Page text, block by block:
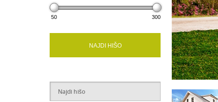
50 300
NAJDI HIŠO